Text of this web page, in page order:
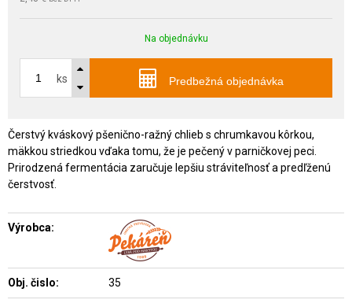
Na objednávku
ks Predbežná objednávka
Čerstvý kváskový pšenično-ražný chlieb s chrumkavou kôrkou,
mäkkou striedkou vďaka tomu, že je pečený v parničkovej peci.
Prirodzená fermentácia zaručuje lepšiu stráviteľnosť a predľženú
čerstvosť.
Výrobca:
Obj. čislo: 35